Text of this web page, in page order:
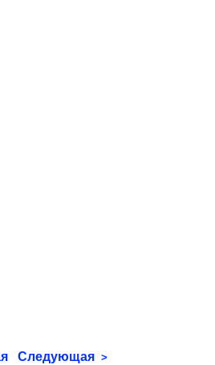
Следующая >